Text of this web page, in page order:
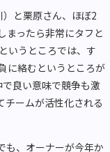
と栗原さん、ほぼ2
まったら非常にタフと
いうところでは、す
に絡むというところが
良い意味で競争も激
チームが活性化される
も、オーナーが今年か